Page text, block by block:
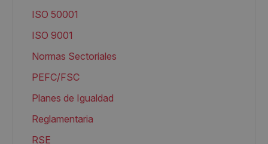
ISO 50001
ISO 9001
Normas Sectoriales
PEFC/FSC
Planes de Igualdad
Reglamentaria
RSE